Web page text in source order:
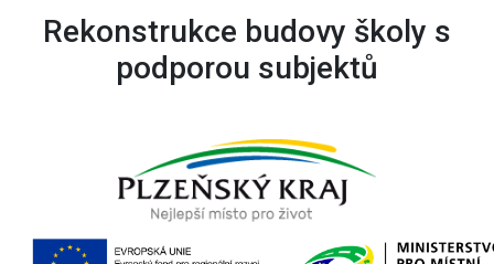
Rekonstrukce budovy školy s
podporou subjektů